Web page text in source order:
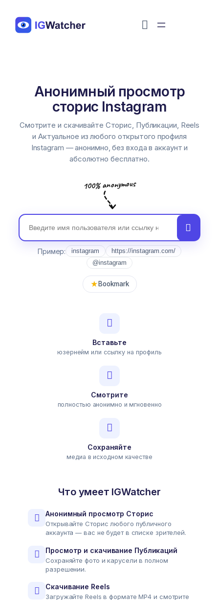
содержимому
Никнейм в Instagram
Анонимный просмотр
сторис Instagram
Смотрите и скачивайте Сторис, Публикации, Reels
и Актуальное из любого открытого профиля
Instagram — анонимно, без входа в аккаунт и
абсолютно бесплатно.
100% anonymous
Пример: instagram
https://instagram.com/
@instagram
★ Bookmark
Вставьте
юзернейм или ссылку на профиль
Смотрите
полностью анонимно и мгновенно
Сохраняйте
медиа в исходном качестве
Что умеет IGWatcher
Анонимный просмотр Сторис
Открывайте Сторис любого публичного
аккаунта — вас не будет в списке зрителей.
Просмотр и скачивание Публикаций
Сохраняйте фото и карусели в полном
разрешении.
Скачивание Reels
Загружайте Reels в формате MP4 и смотрите